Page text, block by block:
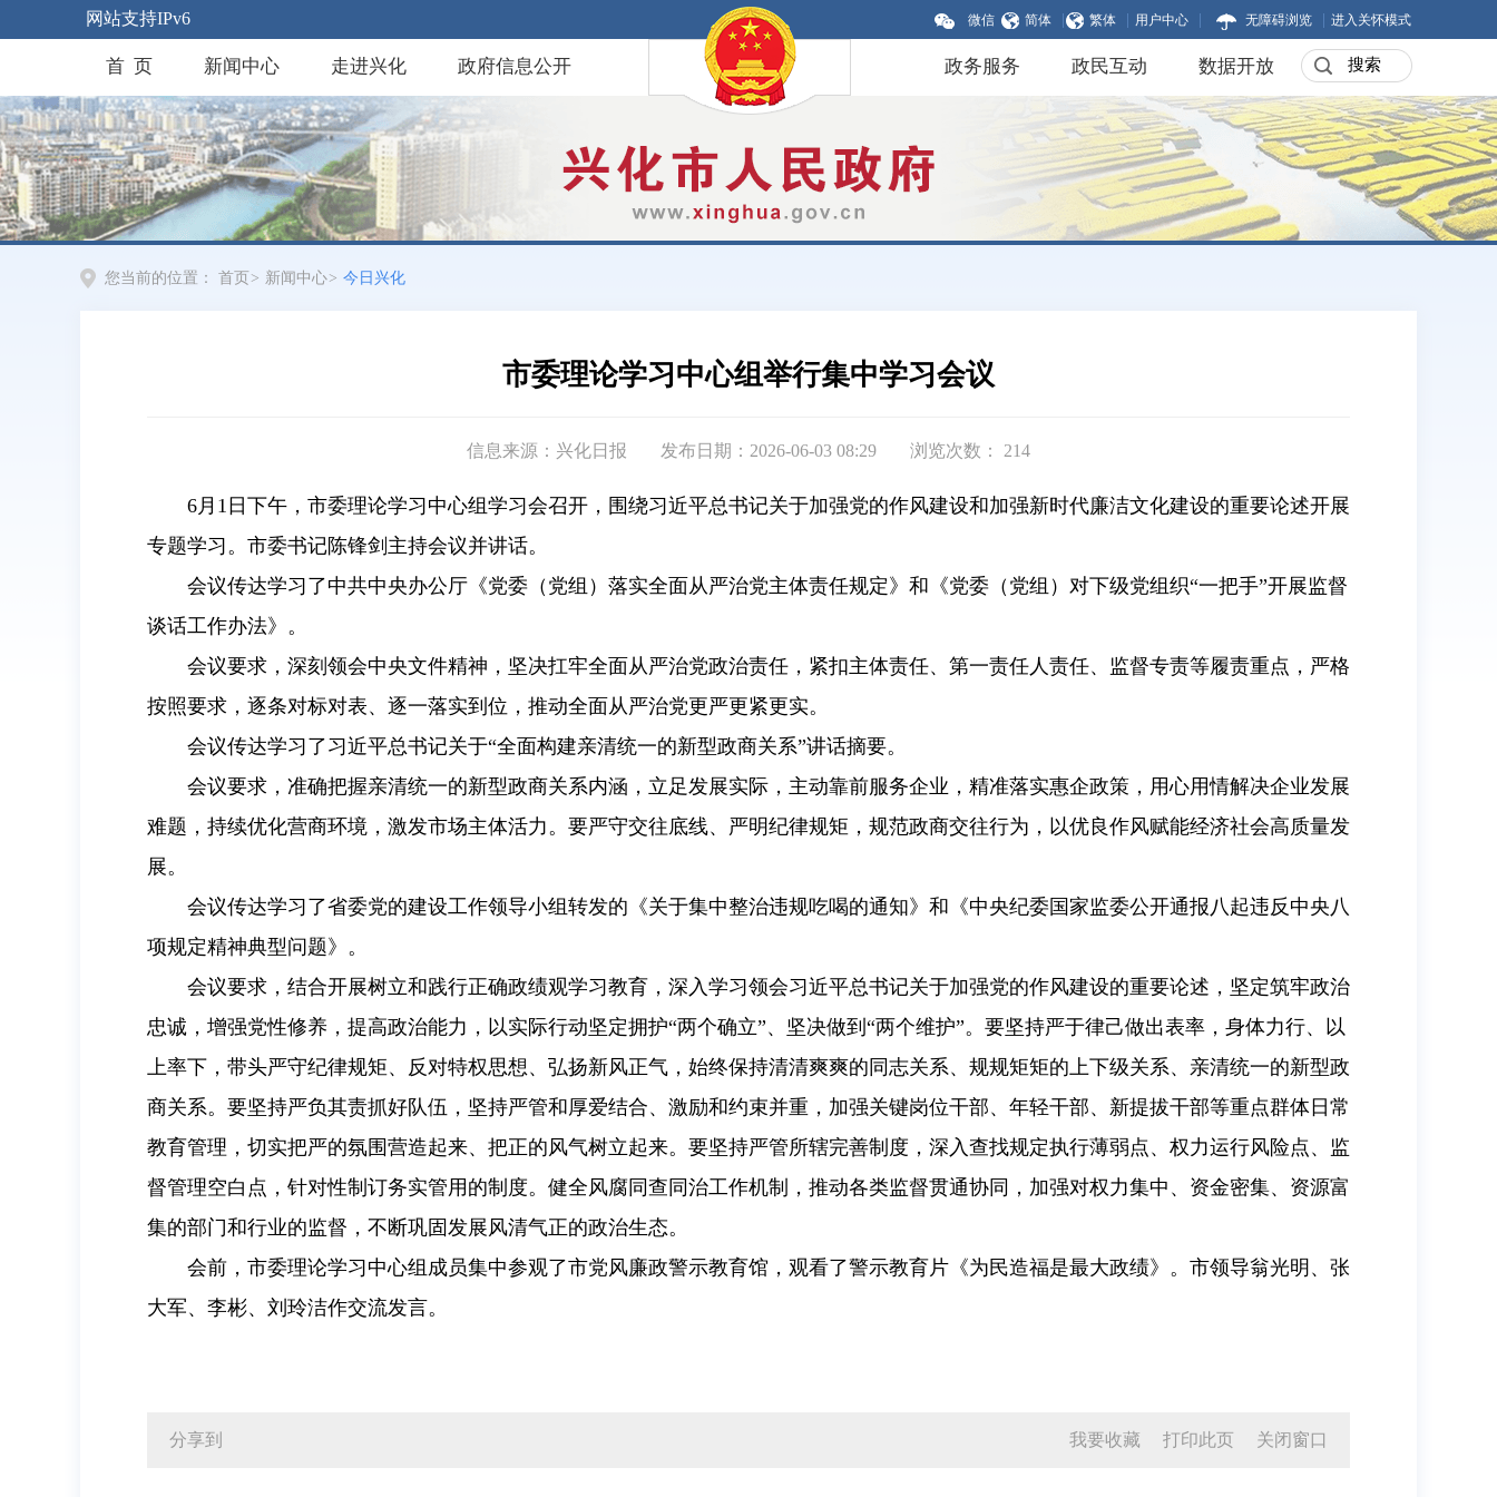
网站支持IPv6 微信 简体 繁体 用户中心 无障碍浏览 进入关怀模式
首 页 新闻中心 走进兴化 政府信息公开 政务服务 政民互动 数据开放
您当前的位置： 首页 > 新闻中心> 今日兴化
市委理论学习中心组举行集中学习会议
信息来源：兴化日报 发布日期：2026-06-03 08:29 浏览次数： 214
6月1日下午，市委理论学习中心组学习会召开，围绕习近平总书记关于加强党的作风建设和加强新时代廉洁文化建设的重要论述开展
专题学习。市委书记陈锋剑主持会议并讲话。
会议传达学习了中共中央办公厅《党委（党组）落实全面从严治党主体责任规定》和《党委（党组）对下级党组织“一把手”开展监督
谈话工作办法》。
会议要求，深刻领会中央文件精神，坚决扛牢全面从严治党政治责任，紧扣主体责任、第一责任人责任、监督专责等履责重点，严格
按照要求，逐条对标对表、逐一落实到位，推动全面从严治党更严更紧更实。
会议传达学习了习近平总书记关于“全面构建亲清统一的新型政商关系”讲话摘要。
会议要求，准确把握亲清统一的新型政商关系内涵，立足发展实际，主动靠前服务企业，精准落实惠企政策，用心用情解决企业发展
难题，持续优化营商环境，激发市场主体活力。要严守交往底线、严明纪律规矩，规范政商交往行为，以优良作风赋能经济社会高质量发
展。
会议传达学习了省委党的建设工作领导小组转发的《关于集中整治违规吃喝的通知》和《中央纪委国家监委公开通报八起违反中央八
项规定精神典型问题》。
会议要求，结合开展树立和践行正确政绩观学习教育，深入学习领会习近平总书记关于加强党的作风建设的重要论述，坚定筑牢政治
忠诚，增强党性修养，提高政治能力，以实际行动坚定拥护“两个确立”、坚决做到“两个维护”。要坚持严于律己做出表率，身体力行、以
上率下，带头严守纪律规矩、反对特权思想、弘扬新风正气，始终保持清清爽爽的同志关系、规规矩矩的上下级关系、亲清统一的新型政
商关系。要坚持严负其责抓好队伍，坚持严管和厚爱结合、激励和约束并重，加强关键岗位干部、年轻干部、新提拔干部等重点群体日常
教育管理，切实把严的氛围营造起来、把正的风气树立起来。要坚持严管所辖完善制度，深入查找规定执行薄弱点、权力运行风险点、监
督管理空白点，针对性制订务实管用的制度。健全风腐同查同治工作机制，推动各类监督贯通协同，加强对权力集中、资金密集、资源富
集的部门和行业的监督，不断巩固发展风清气正的政治生态。
会前，市委理论学习中心组成员集中参观了市党风廉政警示教育馆，观看了警示教育片《为民造福是最大政绩》。市领导翁光明、张
大军、李彬、刘玲洁作交流发言。
分享到 我要收藏 打印此页 关闭窗口